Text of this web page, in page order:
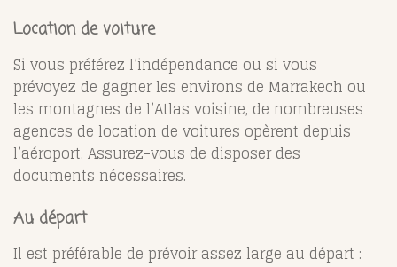
Location de voiture
Si vous préférez l’indépendance ou si vous
prévoyez de gagner les environs de Marrakech ou
les montagnes de l’Atlas voisine, de nombreuses
agences de location de voitures opèrent depuis
l’aéroport. Assurez-vous de disposer des
documents nécessaires.
Au départ
Il est préférable de prévoir assez large au départ :